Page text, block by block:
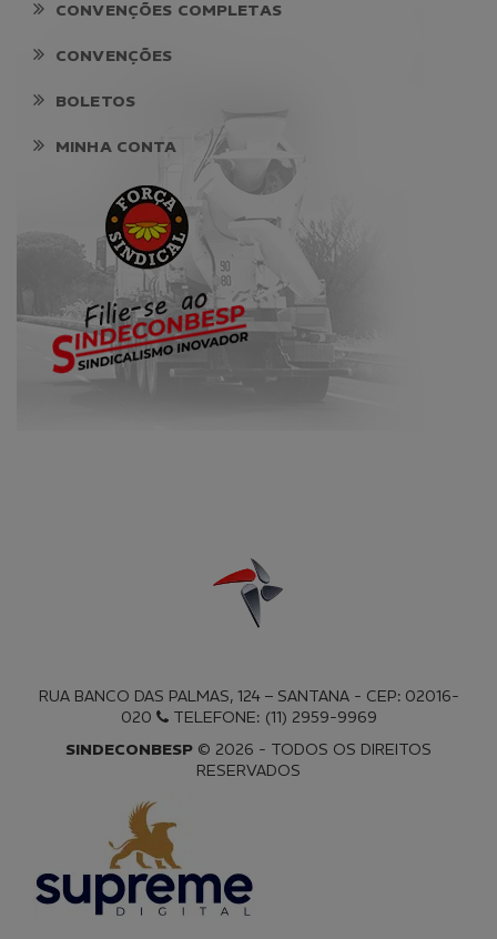
CONVENÇÕES COMPLETAS
CONVENÇÕES
BOLETOS
MINHA CONTA
RUA BANCO DAS PALMAS, 124 – SANTANA - CEP: 02016-
020
TELEFONE: (11) 2959-9969
SINDECONBESP © 2026 - TODOS OS DIREITOS
RESERVADOS